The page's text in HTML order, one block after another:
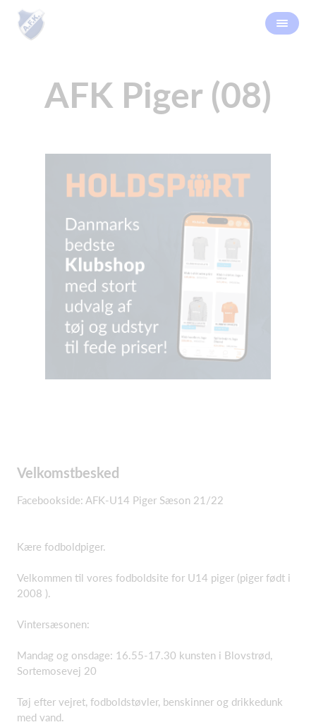
AFK Piger (08)
Velkomstbesked
Facebookside: AFK-U14 Piger Sæson 21/22
Kære fodboldpiger.
Velkommen til vores fodboldsite for U14 piger (piger født i
2008 ).
Vintersæsonen:
Mandag og onsdage: 16.55-17.30 kunsten i Blovstrød,
Sortemosevej 20
Tøj efter vejret, fodboldstøvler, benskinner og drikkedunk
med vand.